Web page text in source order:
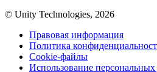
© Unity Technologies, 2026
Правовая информация
Политика
Cookie-файлы
Использование